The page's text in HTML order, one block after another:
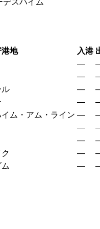
デスハイム
港地 入港
—
—
ル —
—
ム・アム・ライン —
—
—
—
—